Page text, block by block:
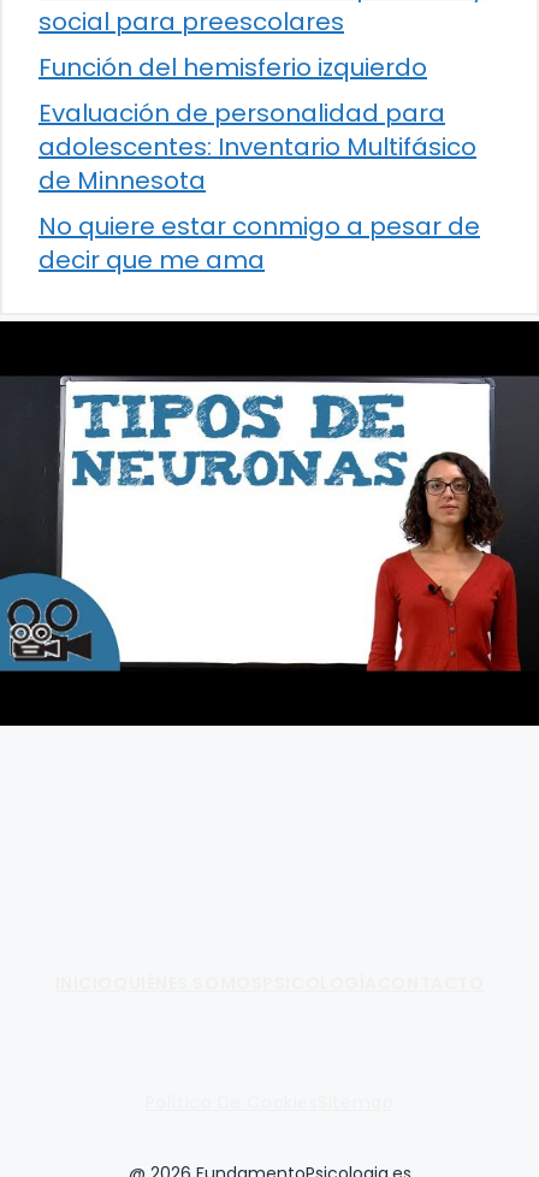
social para preescolares
Función del hemisferio izquierdo
Evaluación de personalidad para
adolescentes: Inventario Multifásico
de Minnesota
No quiere estar conmigo a pesar de
decir que me ama